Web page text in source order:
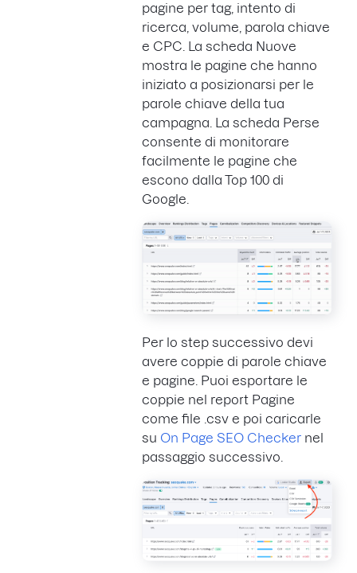
pagine per tag, intento di
ricerca, volume, parola chiave
e CPC. La scheda Nuove
mostra le pagine che hanno
iniziato a posizionarsi per le
parole chiave della tua
campagna. La scheda Perse
consente di monitorare
facilmente le pagine che
escono dalla Top 100 di
Google.
Per lo step successivo devi
avere coppie di parole chiave
e pagine. Puoi esportare le
coppie nel report Pagine
come file .csv e poi caricarle
su On Page SEO Checker nel
passaggio successivo.